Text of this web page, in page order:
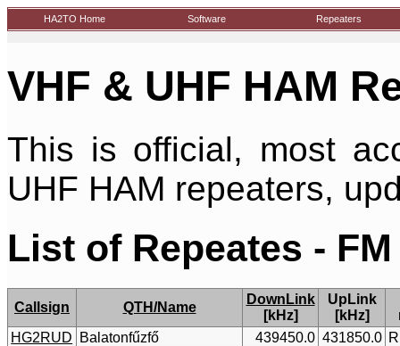
HA2TO Home Software Repeaters
VHF & UHF HAM
This is official, most
UHF HAM repeaters,
List of Repeates - FM
Callsign QTH/Name
DownLink
[kHz]
UpLink
[kHz]
HG2RUD
Balatonfűzfő 439450.0 431850.0